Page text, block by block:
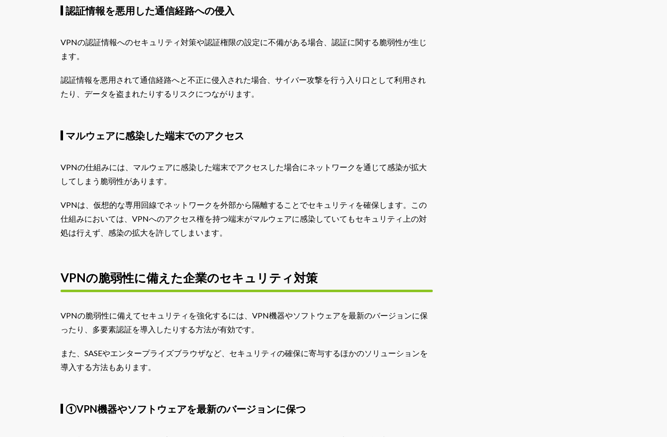
認証情報を悪用した通信経路への侵入
VPNの認証情報へのセキュリティ対策や認証権限の設定に不備がある場合、認証に関する脆弱性が生じ
ます。
認証情報を悪用されて通信経路へと不正に侵入された場合、サイバー攻撃を行う入り口として利用され
たり、データを盗まれたりするリスクにつながります。
マルウェアに感染した端末でのアクセス
VPNの仕組みには、マルウェアに感染した端末でアクセスした場合にネットワークを通じて感染が拡大
してしまう脆弱性があります。
VPNは、仮想的な専用回線でネットワークを外部から隔離することでセキュリティを確保します。この
仕組みにおいては、VPNへのアクセス権を持つ端末がマルウェアに感染していてもセキュリティ上の対
処は行えず、感染の拡大を許してしまいます。
VPNの脆弱性に備えた企業のセキュリティ対策
VPNの脆弱性に備えてセキュリティを強化するには、VPN機器やソフトウェアを最新のバージョンに保
ったり、多要素認証を導入したりする方法が有効です。
また、SASEやエンタープライズブラウザなど、セキュリティの確保に寄与するほかのソリューションを
導入する方法もあります。
①VPN機器やソフトウェアを最新のバージョンに保つ